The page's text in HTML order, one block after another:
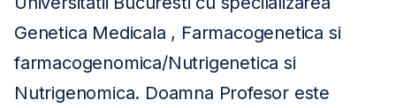
Genetica Medicala , Farmacogenetica si
farmacogenomica/Nutrigenetica si
Nutrigenomica. Doamna Profesor este